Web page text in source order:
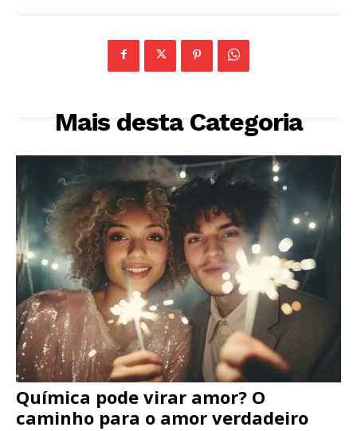
Mais desta Categoria
Química pode virar amor? O
caminho para o amor verdadeiro